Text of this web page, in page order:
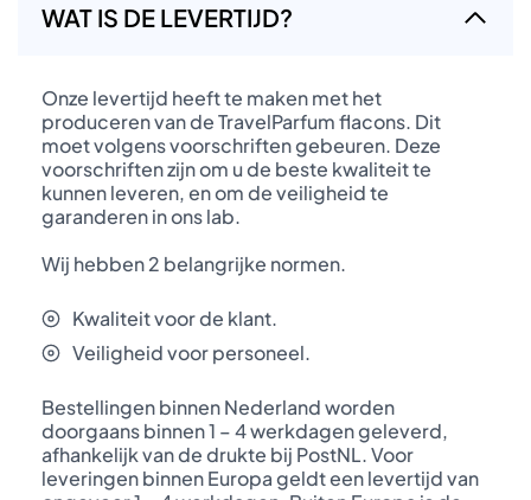
WAT IS DE LEVERTIJD?
Onze levertijd heeft te maken met het
produceren van de TravelParfum flacons. Dit
moet volgens voorschriften gebeuren. Deze
voorschriften zijn om u de beste kwaliteit te
kunnen leveren, en om de veiligheid te
garanderen in ons lab.
Wij hebben 2 belangrijke normen.
Kwaliteit voor de klant.
Veiligheid voor personeel.
Bestellingen binnen Nederland worden
doorgaans binnen 1 – 4 werkdagen geleverd,
afhankelijk van de drukte bij PostNL. Voor
leveringen binnen Europa geldt een levertijd van